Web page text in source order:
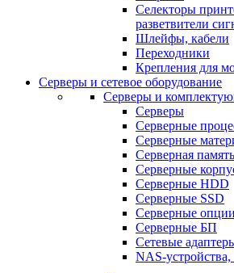
Селекторы
разветвители
Шлейфы, кабели
Переходники
Крепления для
Серверы и сетевое оборудование
Серверы и
Серверы
Серверные
Серверные
Серверная память
Серверные
Серверные HDD
Серверные SSD
Серверные опции
Серверные БП
Сетевые
NAS-